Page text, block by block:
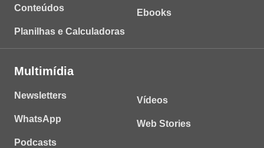
Conteúdos
Planilhas e Calculadoras
Ebooks
Multimídia
Newsletters
WhatsApp
Podcasts
Vídeos
Web Stories